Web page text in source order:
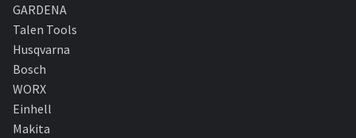
GARDENA
Talen Tools
Husqvarna
Bosch
WORX
Einhell
Makita